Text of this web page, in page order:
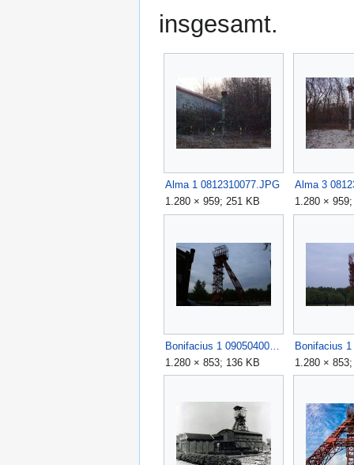
insgesamt.
Alma 1 0812310077.JPG
1.280 × 959; 251 KB
Alma 3
1.280 ×
1.280 × 853; 136 KB
1.280 ×